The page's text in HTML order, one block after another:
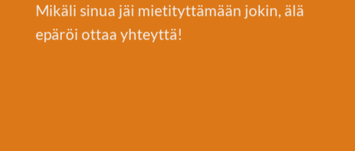
Mikäli sinua jäi mietityttämään jokin, älä
epäröi ottaa yhteyttä!